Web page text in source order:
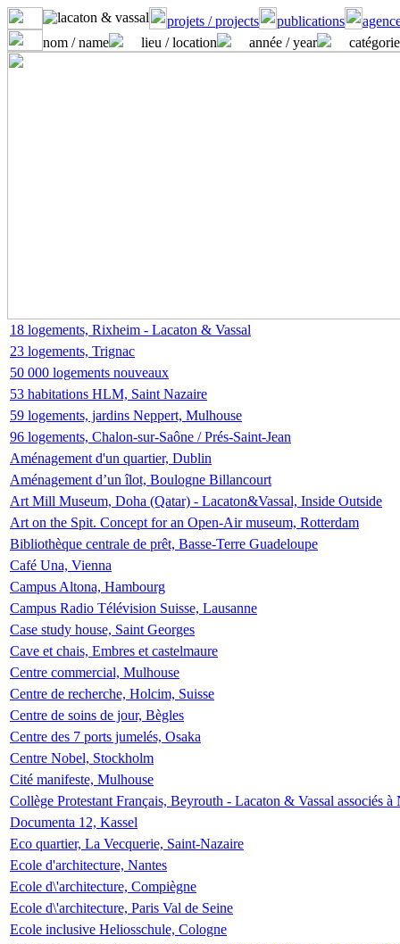
projets / projects publications
nom / name
lieu / location année / year
18 logements, Rixheim - Lacaton & Vassal
23 logements, Trignac
50 000 logements nouveaux
53 habitations HLM, Saint Nazaire
59 logements, jardins Neppert, Mulhouse
96 logements, Chalon-sur-Saône / Prés-Saint-Jean
Aménagement d'un quartier, Dublin
Aménagement d’un îlot, Boulogne Billancourt
Art Mill Museum, Doha (Qatar) - Lacaton&Vassal, Inside Outside
Art on the Spit. Concept for an Open-Air museum, Rotterdam
Bibliothèque centrale de prêt, Basse-Terre Guadeloupe
Café Una, Vienna
Campus Altona, Hambourg
Campus Radio Télévision Suisse, Lausanne
Case study house, Saint Georges
Cave et chais, Embres et castelmaure
Centre commercial, Mulhouse
Centre de recherche, Holcim, Suisse
Centre de soins de jour, Bègles
Centre des 7 ports jumelés, Osaka
Centre Nobel, Stockholm
Cité manifeste, Mulhouse
Collège Protestant Français, Beyrouth - Lacaton & Vassal associés
Documenta 12, Kassel
Eco quartier, La Vecquerie, Saint-Nazaire
Ecole d'architecture, Nantes
Ecole d\'architecture, Compiègne
Ecole d\'architecture, Paris Val de Seine
Ecole inclusive Heliosschule, Cologne